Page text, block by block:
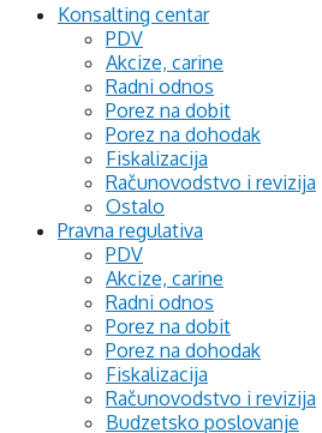
Konsalting centar
PDV
Akcize, carine
Radni odnos
Porez na dobit
Porez na dohodak
Fiskalizacija
Računovodstvo i revizija
Ostalo
Pravna regulativa
PDV
Akcize, carine
Radni odnos
Porez na dobit
Porez na dohodak
Fiskalizacija
Računovodstvo i revizija
Budzetsko poslovanje